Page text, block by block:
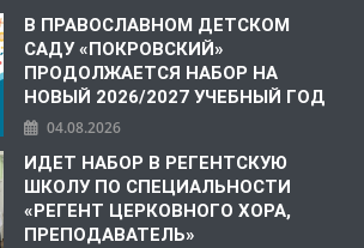
В ПРАВОСЛАВНОМ ДЕТСКОМ
САДУ «ПОКРОВСКИЙ»
ПРОДОЛЖАЕТСЯ НАБОР НА
НОВЫЙ 2026/2027 УЧЕБНЫЙ ГОД
04.08.2026
ИДЕТ НАБОР В РЕГЕНТСКУЮ
ШКОЛУ ПО СПЕЦИАЛЬНОСТИ
«РЕГЕНТ ЦЕРКОВНОГО ХОРА,
ПРЕПОДАВАТЕЛЬ»